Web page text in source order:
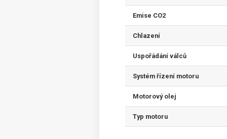
Emise CO2
Chlazení
Uspořádání válců
Systém řízení motoru
Motorový olej
Typ motoru